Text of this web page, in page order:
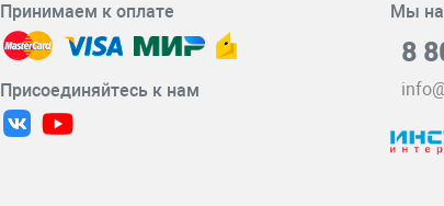
Принимаем к оплате
Присоединяйтесь к нам
Мы на
8